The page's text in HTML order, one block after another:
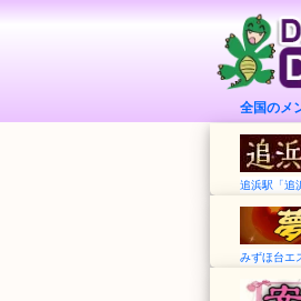
全国のメ
追浜駅「追
みずほ台エ